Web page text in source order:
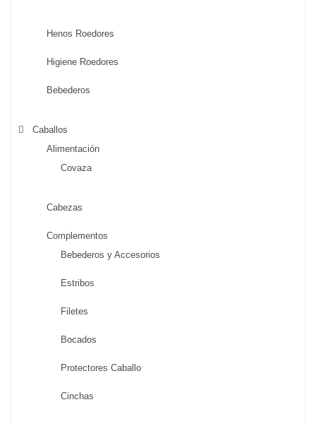
Henos Roedores
Higiene Roedores
Bebederos
Caballos
Alimentación
Covaza
Cabezas
Complementos
Bebederos y Accesorios
Estribos
Filetes
Bocados
Protectores Caballo
Cinchas